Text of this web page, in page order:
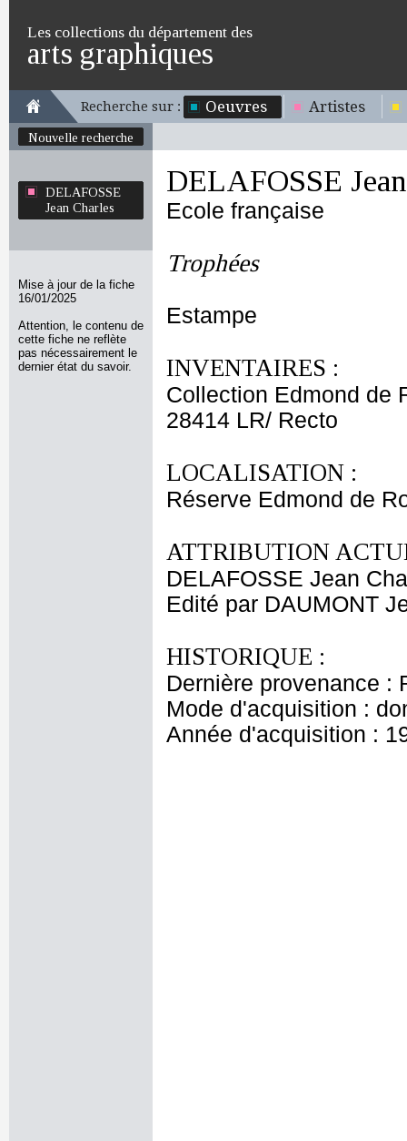
Les collections du département des
arts graphiques
Recherche sur : Oeuvres Artistes
Nouvelle recherche
DELAFOSSE
Jean Charles
Mise à jour de la fiche
16/01/2025
Attention, le contenu de
cette fiche ne reflète
pas nécessairement le
dernier état du savoir.
DELAFOSSE
Ecole française
Trophées
Estampe
INVENTAIRES :
Collection Edmond de
28414 LR/ Recto
LOCALISATION :
Réserve Edmond de
ATTRIBUTION
DELAFOSSE Jean
Edité par DAUMONT
HISTORIQUE :
Dernière provenance :
Mode d'acquisition :
Année d'acquisition :